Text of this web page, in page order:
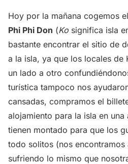
Hoy por la mañana cogemos
Phi Phi Don (Ko significa isla
bastante encontrar el sitio de
a la isla, ya que los locales de
un lado a otro
turística tampoco nos
cansadas, compramos el
alojamiento para la isla en
tienen montado para que los
todo solitos (nos
sufriendo lo mismo que